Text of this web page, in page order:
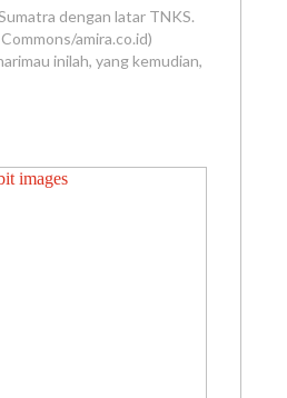
dengan latar TNKS.
amira.co.id)
inilah, yang kemudian,